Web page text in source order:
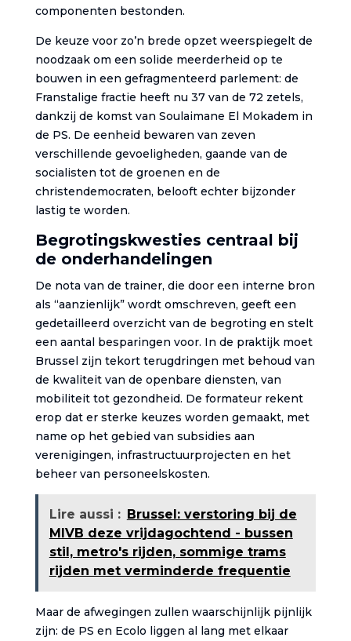
componenten bestonden.
De keuze voor zo’n brede opzet weerspiegelt de
noodzaak om een solide meerderheid op te
bouwen in een gefragmenteerd parlement: de
Franstalige fractie heeft nu 37 van de 72 zetels,
dankzij de komst van Soulaimane El Mokadem in
de PS. De eenheid bewaren van zeven
verschillende gevoeligheden, gaande van de
socialisten tot de groenen en de
christendemocraten, belooft echter bijzonder
lastig te worden.
Begrotingskwesties centraal bij
de onderhandelingen
De nota van de trainer, die door een interne bron
als “aanzienlijk” wordt omschreven, geeft een
gedetailleerd overzicht van de begroting en stelt
een aantal besparingen voor. In de praktijk moet
Brussel zijn tekort terugdringen met behoud van
de kwaliteit van de openbare diensten, van
mobiliteit tot gezondheid. De formateur rekent
erop dat er sterke keuzes worden gemaakt, met
name op het gebied van subsidies aan
verenigingen, infrastructuurprojecten en het
beheer van personeelskosten.
Lire aussi : Brussel: verstoring bij de
MIVB deze vrijdagochtend - bussen
stil, metro's rijden, sommige trams
rijden met verminderde frequentie
Maar de afwegingen zullen waarschijnlijk pijnlijk
zijn: de PS en Ecolo liggen al lang met elkaar